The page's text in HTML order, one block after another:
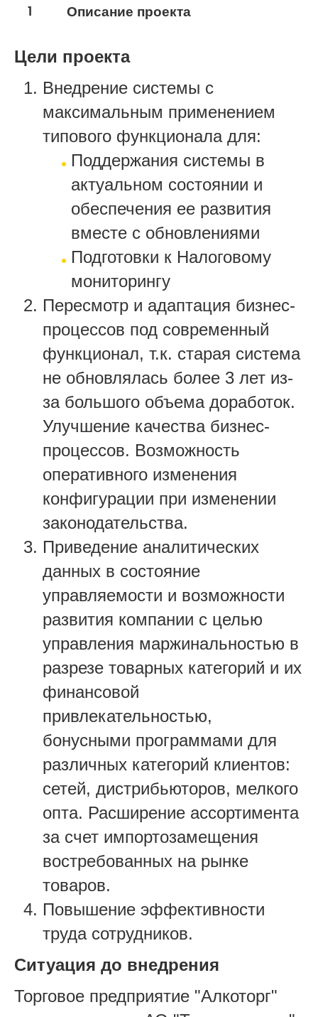
1 Описание проекта
Цели проекта
Внедрение системы с
максимальным применением
типового функционала для:
Поддержания системы в
актуальном состоянии и
обеспечения ее развития
вместе с обновлениями
Подготовки к Налоговому
мониторингу
Пересмотр и адаптация бизнес-
процессов под современный
функционал, т.к. старая система
не обновлялась более 3 лет из-
за большого объема доработок.
Улучшение качества бизнес-
процессов. Возможность
оперативного изменения
конфигурации при изменении
законодательства.
Приведение аналитических
данных в состояние
управляемости и возможности
развития компании с целью
управления маржинальностью в
разрезе товарных категорий и их
финансовой
привлекательностью,
бонусными программами для
различных категорий клиентов:
сетей, дистрибьюторов, мелкого
опта. Расширение ассортимента
за счет импортозамещения
востребованных на рынке
товаров.
Повышение эффективности
труда сотрудников.
Ситуация до внедрения
Торговое предприятие "Алкоторг"